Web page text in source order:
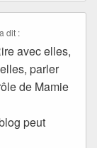
a dit :
avec elles,
parler
de Mamie
peut